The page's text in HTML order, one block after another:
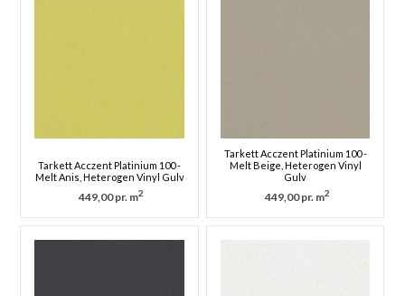
Tarkett Acczent Platinium 100 -
Melt Anis, Heterogen Vinyl Gulv
449,00 pr. m2
Tarkett Acczent Platinium 100 -
Melt Beige, Heterogen Vinyl
Gulv
449,00 pr. m2